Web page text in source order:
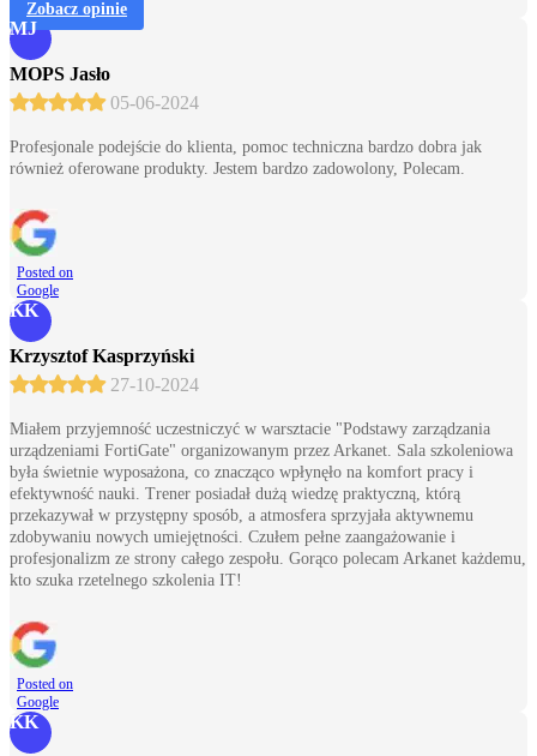
Zobacz opinie
MJ
MOPS Jasło
05-06-2024
Profesjonale podejście do klienta, pomoc techniczna bardzo dobra jak
również oferowane produkty. Jestem bardzo zadowolony, Polecam.
Posted on
Google
KK
Krzysztof Kasprzyński
27-10-2024
Miałem przyjemność uczestniczyć w warsztacie "Podstawy zarządzania
urządzeniami FortiGate" organizowanym przez Arkanet. Sala szkoleniowa
była świetnie wyposażona, co znacząco wpłynęło na komfort pracy i
efektywność nauki. Trener posiadał dużą wiedzę praktyczną, którą
przekazywał w przystępny sposób, a atmosfera sprzyjała aktywnemu
zdobywaniu nowych umiejętności. Czułem pełne zaangażowanie i
profesjonalizm ze strony całego zespołu. Gorąco polecam Arkanet każdemu,
kto szuka rzetelnego szkolenia IT!
Posted on
Google
KK